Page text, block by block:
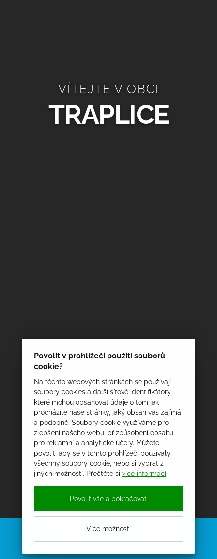
Povolit v prohlížeči použití souborů
cookie?
Na těchto webových stránkách se používají
soubory cookies a další síťové identifikátory,
které mohou obsahovat údaje o tom jak
procházíte naše stránky, jaký obsah vás zajímá
a podobně. Soubory cookie využíváme pro
zlepšení našeho webu, přizpůsobení obsahu,
pro reklamní a analytické účely. Můžete
povolit, aby se v tomto prohlížeči používaly
všechny soubory cookie, nebo si vybrat z
jiných možností. Přečtěte si více informací.
Povolit vše a pokračovat
Více možností
VÍTEJTE V OBCI
TRAPLICE
NEJNOVĚJŠÍ AKTUALITY